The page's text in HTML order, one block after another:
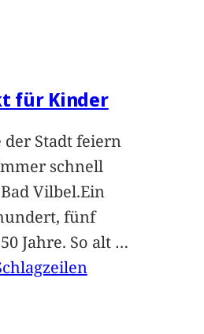
für Kinder
der Stadt feiern
schnell
Vilbel.Ein
fünf
Jahre. So alt …